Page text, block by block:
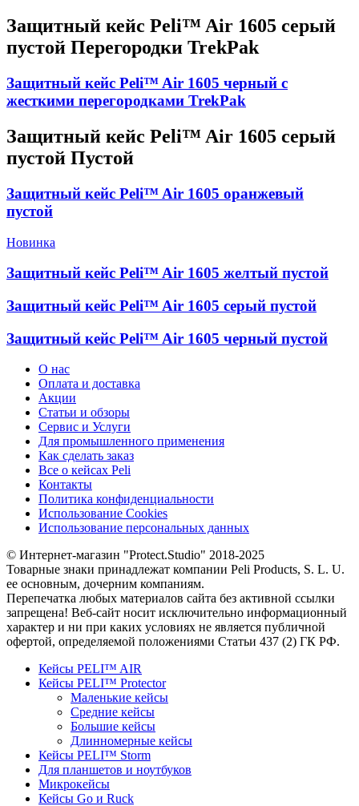
Защитный кейс Peli™ Air 1605 серый
пустой Перегородки TrekPak
Защитный кейс Peli™ Air 1605 черный с
жесткими перегородками TrekPak
Защитный кейс Peli™ Air 1605 серый
пустой Пустой
Защитный кейс Peli™ Air 1605 оранжевый
пустой
Новинка
Защитный кейс Peli™ Air 1605 желтый пустой
Защитный кейс Peli™ Air 1605 серый пустой
Защитный кейс Peli™ Air 1605 черный пустой
О нас
Оплата и доставка
Акции
Статьи и обзоры
Сервис и Услуги
Для промышленного применения
Как сделать заказ
Все о кейсах Peli
Контакты
Политика конфиденциальности
Использование Cookies
Использование персональных данных
© Интернет-магазин "Protect.Studio" 2018-2025
Товарные знаки принадлежат компании Peli Products, S. L. U.
ее основным, дочерним компаниям.
Перепечатка любых материалов сайта без активной ссылки
запрещена! Веб-сайт носит исключительно информационный
характер и ни при каких условиях не является публичной
офертой, определяемой положениями Статьи 437 (2) ГК РФ.
Кейсы PELI™ AIR
Кейсы PELI™ Protector
Маленькие кейсы
Средние кейсы
Большие кейсы
Длинномерные кейсы
Кейсы PELI™ Storm
Для планшетов и ноутбуков
Микрокейсы
Кейсы Go и Ruck